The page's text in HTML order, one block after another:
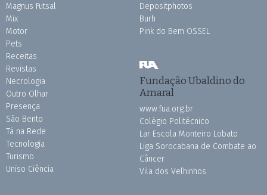
Magnus Futsal
Mix
Motor
Pets
Receitas
Revistas
Necrologia
Outro Olhar
Presença
São Bento
Tá na Rede
Tecnologia
Turismo
Uniso Ciência
Depositphotos
Burh
Pink do Bem OSSEL
Fundação Ubaldino do
Amaral
www.fua.org.br
Colégio Politécnico
Lar Escola Monteiro Lobato
Liga Sorocabana de Combate ao
Câncer
Vila dos Velhinhos